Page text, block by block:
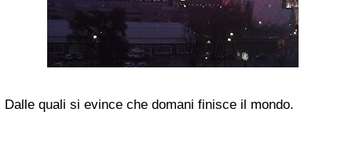
Dalle quali si evince che domani finisce il mondo.